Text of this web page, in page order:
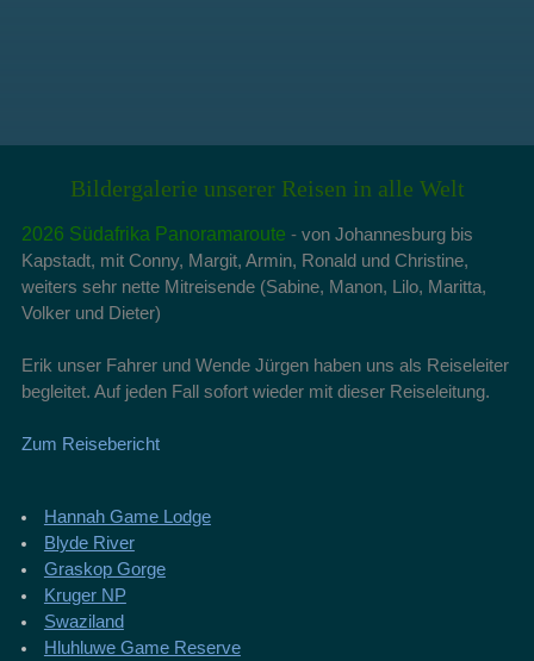
Bildergalerie unserer Reisen in alle Welt
2026 Südafrika Panoramaroute - von Johannesburg bis
Kapstadt, mit Conny, Margit, Armin, Ronald und Christine,
weiters sehr nette Mitreisende (Sabine, Manon, Lilo, Maritta,
Volker und Dieter)
Erik unser Fahrer und Wende Jürgen haben uns als Reiseleiter
begleitet. Auf jeden Fall sofort wieder mit dieser Reiseleitung.
Zum Reisebericht
Hannah Game Lodge
Blyde River
Graskop Gorge
Kruger NP
Swaziland
Hluhluwe Game Reserve